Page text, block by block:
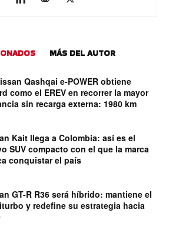
MÁS DEL AUTOR
Qashqai e-POWER obtiene
como el EREV en recorrer la mayor
sin recarga externa: 1980 km
Kait llega a Colombia: así es el
SUV compacto con el que la marca
conquistar el país
GT-R R36 será híbrido: mantiene el
y redefine su estrategia hacia